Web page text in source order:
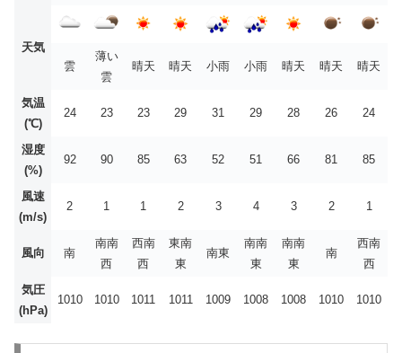
天気
雲
薄い
雲
晴天 晴天 小雨 小雨 晴天 晴天 晴天
気温
(℃)
24 23 23 29 31 29 28 26 24
湿度
(%)
92 90 85 63 52 51 66 81 85
風速
(m/s)
2 1 1 2 3 4 3 2 1
風向 南
南南
西
西南
西
東南
東
南東
南南
東
南南
東
南
西南
西
気圧
(hPa)
1010 1010 1011 1011 1009 1008 1008 1010 1010